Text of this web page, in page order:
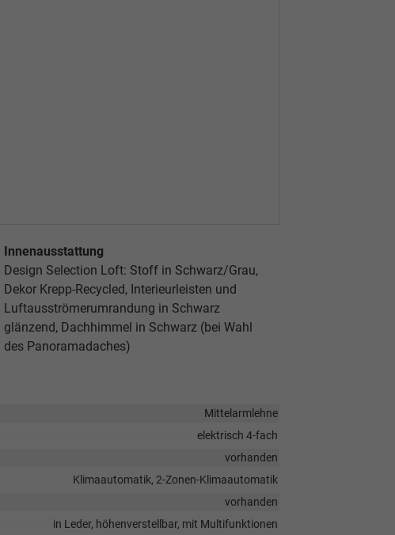
Innenausstattung
Design Selection Loft: Stoff in Schwarz/Grau,
Dekor Krepp-Recycled, Interieurleisten und
Luftausströmerumrandung in Schwarz
glänzend, Dachhimmel in Schwarz (bei Wahl
des Panoramadaches)
Mittelarmlehne
elektrisch 4-fach
vorhanden
Klimaautomatik, 2-Zonen-Klimaautomatik
vorhanden
in Leder, höhenverstellbar, mit Multifunktionen